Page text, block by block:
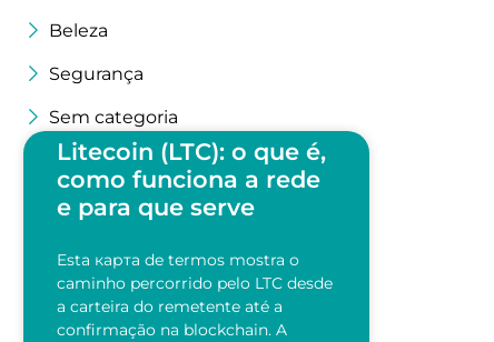
Beleza
Segurança
Sem categoria
Litecoin (LTC): o que é,
como funciona a rede
e para que serve
Esta карта de termos mostra o
caminho percorrido pelo LTC desde
a carteira do remetente até a
confirmação na blockchain. A